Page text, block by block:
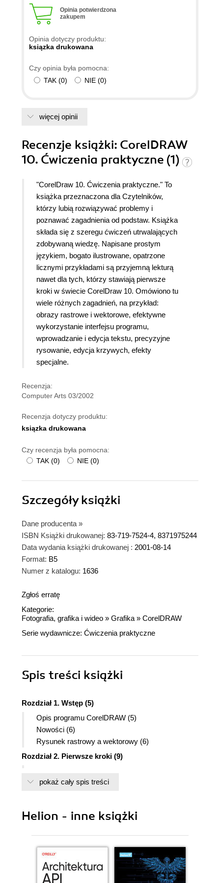
Opinia potwierdzona
zakupem
Opinia dotyczy produktu:
ksiązka drukowana
Czy opinia była pomocna:
TAK (0) NIE (0)
więcej opinii
Recenzje książki: CorelDRAW
10. Ćwiczenia praktyczne (1)
"CorelDraw 10. Ćwiczenia praktyczne." To
książka przeznaczona dla Czytelników,
którzy lubią rozwiązywać problemy i
poznawać zagadnienia od podstaw. Książka
składa się z szeregu ćwiczeń utrwalających
zdobywaną wiedzę. Napisane prostym
językiem, bogato ilustrowane, opatrzone
licznymi przykładami są przyjemną lekturą
nawet dla tych, którzy stawiają pierwsze
kroki w świecie CorelDraw 10. Omówiono tu
wiele różnych zagadnień, na przykład:
obrazy rastrowe i wektorowe, efektywne
wykorzystanie interfejsu programu,
wprowadzanie i edycja tekstu, precyzyjne
rysowanie, edycja krzywych, efekty
specjalne.
Recenzja:
Computer Arts 03/2002
Recenzja dotyczy produktu:
ksiązka drukowana
Czy recenzja była pomocna:
TAK (0) NIE (0)
Szczegółyksiążki
Dane producenta »
ISBN Książki drukowanej: 83-719-7524-4, 8371975244
Data wydania książki drukowanej : 2001-08-14
Format: B5
Numer z katalogu: 1636
Zgłoś erratę
Kategorie:
Fotografia, grafika i wideo » Grafika » CorelDRAW
Serie wydawnicze: Ćwiczenia praktyczne
Spis treści książki
Rozdział 1. Wstęp (5)
Opis programu CorelDRAW (5)
Nowości (6)
Rysunek rastrowy a wektorowy (6)
Rozdział 2. Pierwsze kroki (9)
Uruchamianie programu (11)
Rozdział 3. Podstawy rysunku wektorowego (17)
Rysowanie prostokątów i elips (17)
Proste obiekty (19)
Nadawanie kolorów obiektom (20)
Transformacje obiektów (21)
pokaż cały spis treści
Helion - inne książki